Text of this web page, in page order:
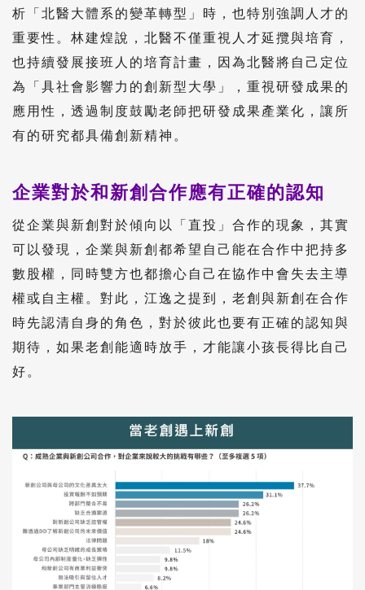
析「北醫大體系的變革轉型」時，也特別強調人才的
重要性。林建煌說，北醫不僅重視人才延攬與培育，
也持續發展接班人的培育計畫，因為北醫將自己定位
為「具社會影響力的創新型大學」，重視研發成果的
應用性，透過制度鼓勵老師把研發成果產業化，讓所
有的研究都具備創新精神。
企業對於和新創合作應有正確的認知
從企業與新創對於傾向以「直投」合作的現象，其實
可以發現，企業與新創都希望自己能在合作中把持多
數股權，同時雙方也都擔心自己在協作中會失去主導
權或自主權。對此，江逸之提到，老創與新創在合作
時先認清自身的角色，對於彼此也要有正確的認知與
期待，如果老創能適時放手，才能讓小孩長得比自己
好。